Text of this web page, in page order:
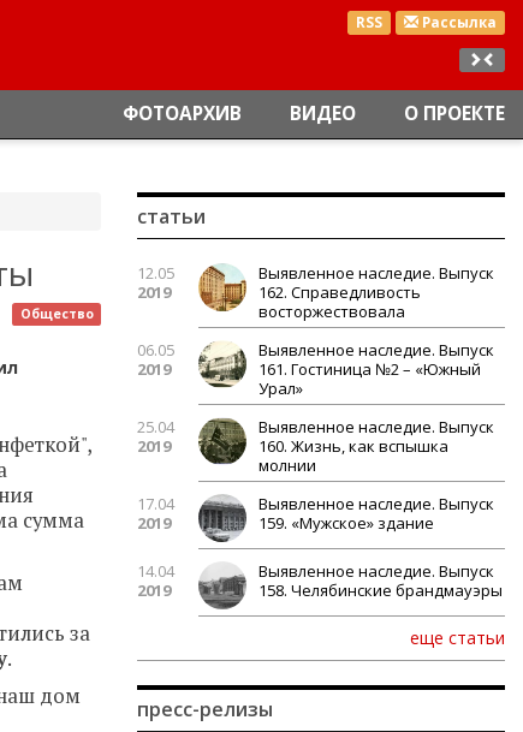
RSS Рассылка
ФОТОАРХИВ ВИДЕО О ПРОЕКТЕ
Общество
сумма
за
.
дом
статьи
12.05
2019
Выявленное наследие. Выпуск
162. Справедливость
восторжествовала
06.05
2019
Выявленное наследие. Выпуск
161. Гостиница №2 – «Южный
Урал»
25.04
2019
Выявленное наследие. Выпуск
160. Жизнь, как вспышка
молнии
17.04
2019
Выявленное наследие. Выпуск
159. «Мужское» здание
14.04
2019
Выявленное наследие. Выпуск
158. Челябинские брандмауэры
еще статьи
пресс-релизы